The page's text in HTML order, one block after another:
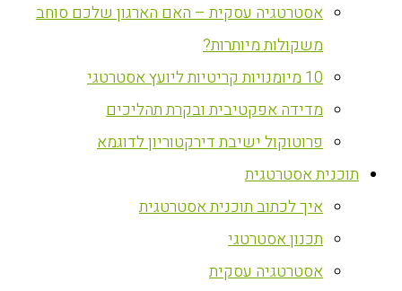
אסטרטגיה עסקית – האם הארגון שלכם סוחב
משקולות מיותרות?
10 מיומנויות קריטיות ליועץ אסטרטגי
מדידה אפקטיבית ובקרת תהליכים
פרוטוקול ישיבת דירקטוריון לדוגמא
‏תוכנית אסטרטגית
איך לכתוב תוכנית אסטרטגית
תכנון אסטרטגי
אסטרטגיה עסקית